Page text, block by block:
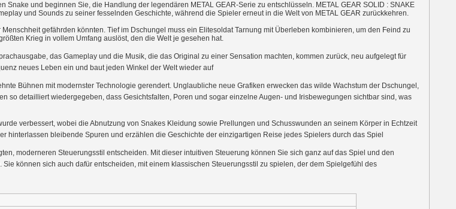
und beginnen Sie, die Handlung der legendären METAL GEAR-Serie zu entschlüsseln. METAL GEAR SOLID : SNAKE
und Sounds zu seiner fesselnden Geschichte, während die Spieler erneut in die Welt von METAL GEAR zurückkehren.
gefährden könnten. Tief im Dschungel muss ein Elitesoldat Tarnung mit Überleben kombinieren, um den Feind zu
Krieg in vollem Umfang auslöst, den die Welt je gesehen hat.
das Gameplay und die Musik, die das Original zu einer Sensation machten, kommen zurück, neu aufgelegt für
neues Leben ein und baut jeden Winkel der Welt wieder auf
Bühnen mit modernster Technologie gerendert. Unglaubliche neue Grafiken erwecken das wilde Wachstum der Dschungel,
so detailliert wiedergegeben, dass Gesichtsfalten, Poren und sogar einzelne Augen- und Irisbewegungen sichtbar sind, was
verbessert, wobei die Abnutzung von Snakes Kleidung sowie Prellungen und Schusswunden an seinem Körper in Echtzeit
hinterlassen bleibende Spuren und erzählen die Geschichte der einzigartigen Reise jedes Spielers durch das Spiel
moderneren Steuerungsstil entscheiden. Mit dieser intuitiven Steuerung können Sie sich ganz auf das Spiel und den
können sich auch dafür entscheiden, mit einem klassischen Steuerungsstil zu spielen, der dem Spielgefühl des